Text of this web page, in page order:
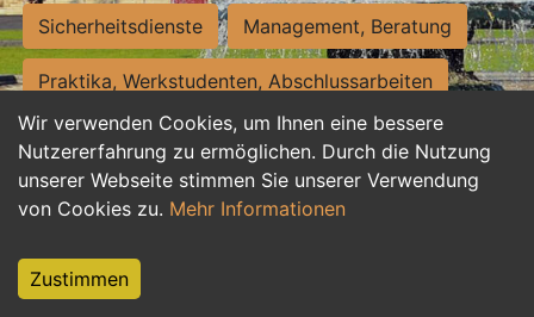
Wir verwenden Cookies, um Ihnen eine bessere
Nutzererfahrung zu ermöglichen. Durch die Nutzung
unserer Webseite stimmen Sie unserer Verwendung
von Cookies zu. Mehr Informationen
Zustimmen
Sicherheitsdienste Management, Beratung
Praktika, Werkstudenten, Abschlussarbeiten
Personalwesen Assistenz, Sekretariat
Hilfskräfte, Aushilfs- und Nebenjobs
Weiterbildung, Studium, duale Ausbildung